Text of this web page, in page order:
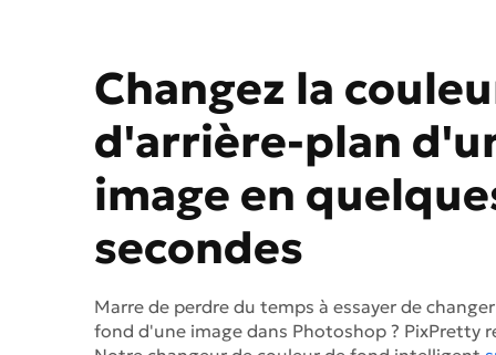
Changez la
d'arrière-plan
image en
secondes
Marre de perdre du temps à essayer de
fond d'une image dans Photoshop ? PixPretty